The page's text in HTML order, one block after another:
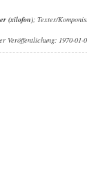
(xilofon); Texter/
Veröffentlichung: 1970-01-